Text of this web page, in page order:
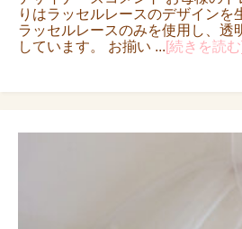
りはラッセルレースのデザインを
ラッセルレースのみを使用し、透
しています。 お揃い ...[続きを読む]